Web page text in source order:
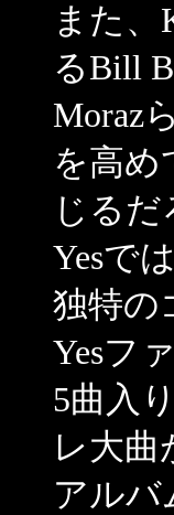
また、
るBill
Moraz
を高め
じるだ
Yesで
独特の
Yesフ
5曲入
レ大曲
アルバ